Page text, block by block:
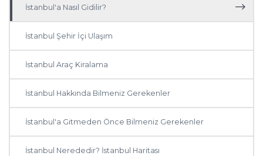
İstanbul'a Nasıl Gidilir?
İstanbul Şehir İçi Ulaşım
İstanbul Araç Kiralama
İstanbul Hakkında Bilmeniz Gerekenler
İstanbul'a Gitmeden Önce Bilmeniz Gerekenler
İstanbul Nerededir? İstanbul Haritası